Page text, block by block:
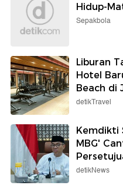
Hidup-
Sepakbola
Liburan
Hotel
Beach di
detikTravel
Kemdikti
MBG'
detikNews